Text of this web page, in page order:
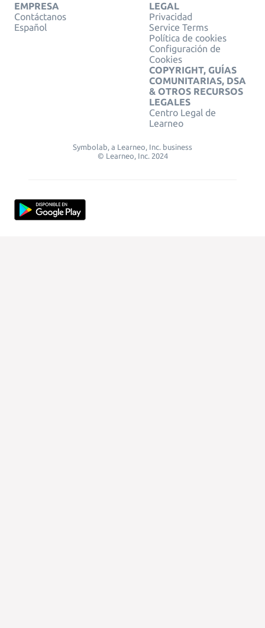
EMPRESA
Contáctanos
Español
LEGAL
Privacidad
Service Terms
Política de cookies
Configuración de
Cookies
COPYRIGHT, GUÍAS
COMUNITARIAS, DSA
& OTROS RECURSOS
LEGALES
Centro Legal de
Learneo
Symbolab, a Learneo, Inc. business
© Learneo, Inc. 2024